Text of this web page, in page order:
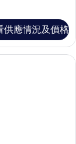
供應情況及價格